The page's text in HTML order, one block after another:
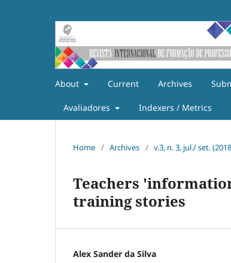
About Current Archives
Avaliadores Indexers / Metrics
Home / Archives / v.3, n. 3, jul./ set.
Teachers
training stories
Alex Sander da Silva